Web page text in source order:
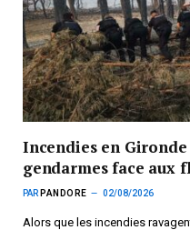
Incendies en
gendarmes face aux
PAR PANDORE 02/08/2026
Alors que les incendies